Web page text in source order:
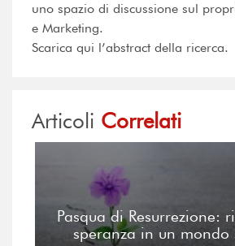
uno spazio di discussione sul
e Marketing.
Scarica qui l’abstract della ricerca.
Articoli Correlati
Pasqua di Resurrezione:
speranza in un mondo